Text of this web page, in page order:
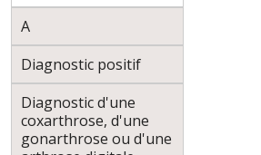
A
Diagnostic positif
Diagnostic d'une
coxarthrose, d'une
gonarthrose ou d'une